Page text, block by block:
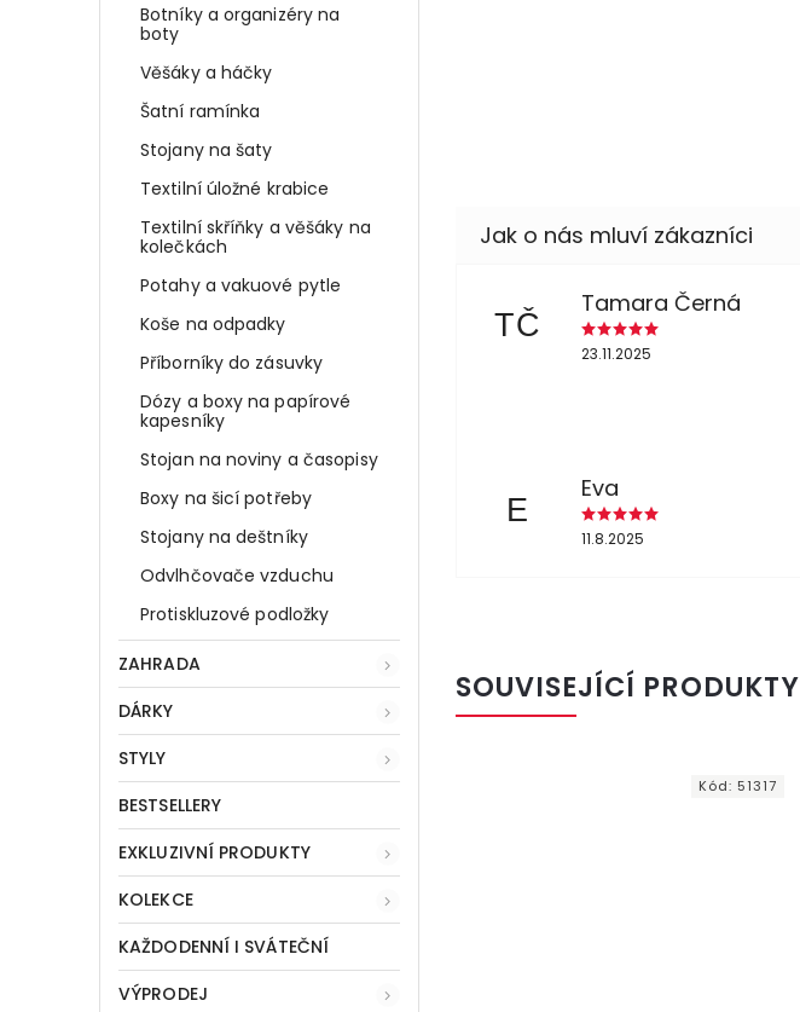
Botníky a organizéry na
boty
Věšáky a háčky
Šatní ramínka
Stojany na šaty
Textilní úložné krabice
Textilní skříňky a věšáky na
kolečkách
Potahy a vakuové pytle
Koše na odpadky
Příborníky do zásuvky
Dózy a boxy na papírové
kapesníky
Stojan na noviny a časopisy
Boxy na šicí potřeby
Stojany na deštníky
Odvlhčovače vzduchu
Protiskluzové podložky
ZAHRADA
DÁRKY
STYLY
BESTSELLERY
EXKLUZIVNÍ PRODUKTY
KOLEKCE
KAŽDODENNÍ I SVÁTEČNÍ
VÝPRODEJ
TČ
Tamara Černá
23.11.2025
E
Eva
11.8.2025
SOUVISEJÍCÍ PRODUKTY
Kód: 51317